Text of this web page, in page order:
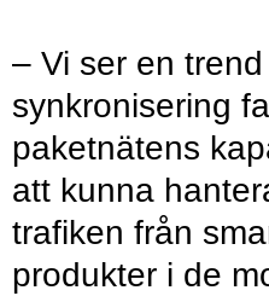
– Vi ser en
synkronisering
paketnätens
att kunna
trafiken från
produkter i de